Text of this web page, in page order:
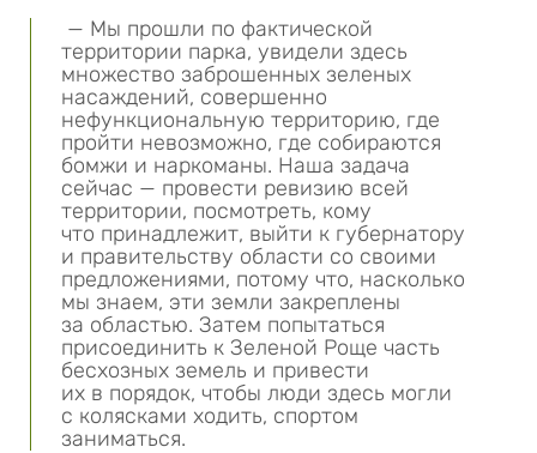
— Мы прошли по фактической
территории парка, увидели здесь
множество заброшенных зеленых
насаждений, совершенно
нефункциональную территорию, где
пройти невозможно, где собираются
бомжи и наркоманы. Наша задача
сейчас — провести ревизию всей
территории, посмотреть, кому
что принадлежит, выйти к губернатору
и правительству области со своими
предложениями, потому что, насколько
мы знаем, эти земли закреплены
за областью. Затем попытаться
присоединить к Зеленой Роще часть
бесхозных земель и привести
их в порядок, чтобы люди здесь могли
с колясками ходить, спортом
заниматься.